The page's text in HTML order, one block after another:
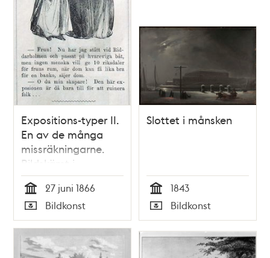
Expositions-typer II.
En av de många
missräkningarne.
Bildskämt i
Söndags-Nisse –
Illustreradt
Veckoblad för
Skämt, Humor och
Satir, nr 26, den 27
juni 1866
Tid
27 juni 1866
Typ
Bildkonst
Slottet i månsken
Tid
1843
Typ
Bildkonst